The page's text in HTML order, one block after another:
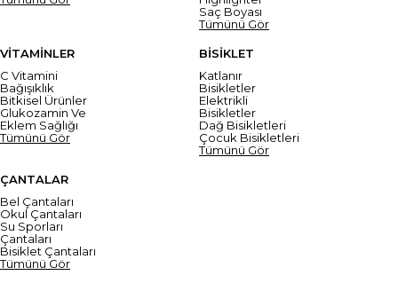
Saç Boyası
Tümünü Gör
VİTAMİNLER
C Vitamini
Bağışıklık
Bitkisel Ürünler
Glukozamin Ve
Eklem Sağlığı
Tümünü Gör
BİSİKLET
Katlanır
Bisikletler
Elektrikli
Bisikletler
Dağ Bisikletleri
Çocuk Bisikletleri
Tümünü Gör
ÇANTALAR
Bel Çantaları
Okul Çantaları
Su Sporları
Çantaları
Bisiklet Çantaları
Tümünü Gör